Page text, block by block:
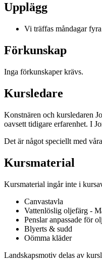
Upplägg
Vi träffas måndagar
Förkunskap
Inga förkunskaper krävs.
Kursledare
Konstnären och kursledaren
oavsett tidigare erfarenhet. I
Det är något speciellt med
Kursmaterial
Kursmaterial ingår inte i
Canvastavla
Vattenlöslig oljefärg -
Penslar anpassade för
Blyerts & sudd
Oömma kläder
Landskapsmotiv delas av